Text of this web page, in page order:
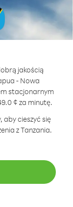
jakością
- Nowa
stacjonarnym
¢ za minutę.
cieszyć się
z Tanzania.